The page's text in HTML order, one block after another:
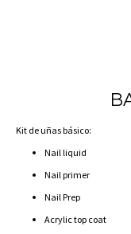
Kit de uñas básico:
Nail liquid
Nail primer
Nail Prep
Acrylic top coat